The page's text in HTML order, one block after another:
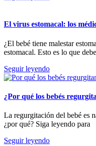
El virus estomacal: los
¿El bebé tiene malestar
estomacal. Esto es lo que debe
Seguir leyendo
¿Por qué los bebés
La regurgitación del bebé es
¿por qué? Siga leyendo para
Seguir leyendo